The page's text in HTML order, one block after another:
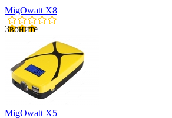
MigOwatt X8
Звоните
MigOwatt X5